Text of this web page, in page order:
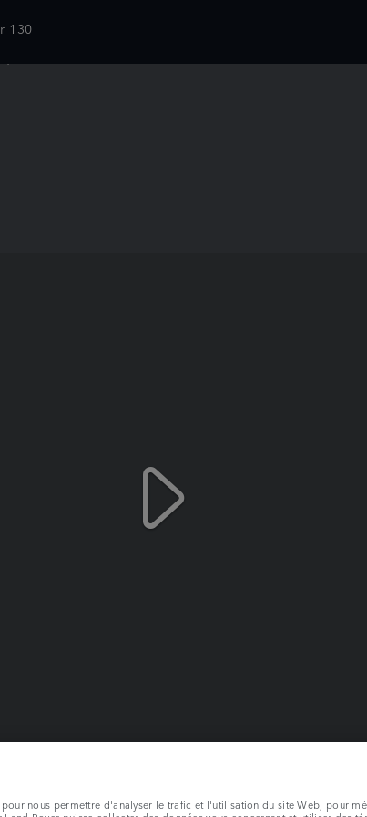
130
nous permettre d'analyser le trafic et l'utilisation du site Web, pour